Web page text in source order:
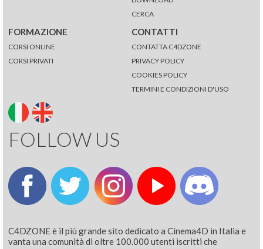
CERCA
FORMAZIONE
CORSI ONLINE
CORSI PRIVATI
CONTATTI
CONTATTA C4DZONE
PRIVACY POLICY
COOKIES POLICY
TERMINI E CONDIZIONI D'USO
FOLLOW US
C4DZONE è il più grande sito dedicato a Cinema4D in Italia e
vanta una comunità di oltre 100.000 utenti iscritti che